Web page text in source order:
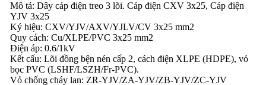
Mô tả: Dây cáp điện treo 3 lõi. Cáp điện CXV 3x25, Cáp điện
YJV 3x25
Ký hiệu: CXV/YJV/AXV/YJLV/CV 3x25 mm2
Quy cách: Cu/XLPE/PVC 3x25 mm2
Điện áp: 0.6/1kV
Kết cấu: Lõi đồng bện nén cấp 2, cách điện XLPE (HDPE), vỏ
bọc PVC (LSHF/LSZH/Fr-PVC).
Vỏ chống cháy lan: ZR-YJV/ZA-YJV/ZB-YJV/ZC-YJV